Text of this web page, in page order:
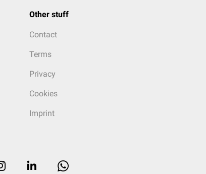
Other stuff
Contact
Terms
Privacy
Cookies
Imprint